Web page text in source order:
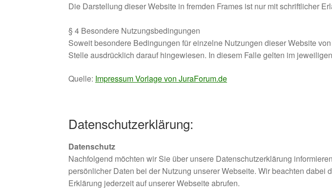
Die Darstellung dieser Website in fremden Frames ist nur mit schriftlicher
§ 4 Besondere Nutzungsbedingungen
Soweit besondere Bedingungen für einzelne Nutzungen dieser Website
Stelle ausdrücklich darauf hingewiesen. In diesem Falle gelten im
Quelle: Impressum Vorlage von JuraForum.de
Datenschutzerklärung:
Datenschutz
Nachfolgend möchten wir Sie über unsere Datenschutzerklärung
persönlicher Daten bei der Nutzung unserer Webseite. Wir beachten
Erklärung jederzeit auf unserer Webseite abrufen.